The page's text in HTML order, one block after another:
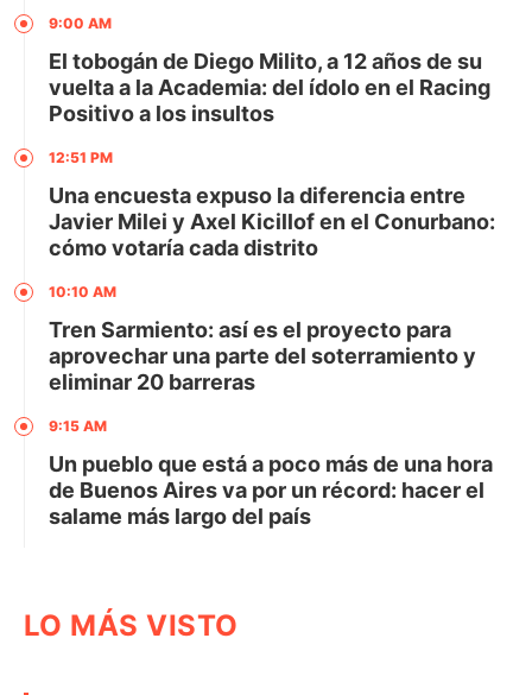
9:00 AM
El tobogán de Diego Milito, a 12 años de su
vuelta a la Academia: del ídolo en el Racing
Positivo a los insultos
12:51 PM
Una encuesta expuso la diferencia entre
Javier Milei y Axel Kicillof en el Conurbano:
cómo votaría cada distrito
10:10 AM
Tren Sarmiento: así es el proyecto para
aprovechar una parte del soterramiento y
eliminar 20 barreras
9:15 AM
Un pueblo que está a poco más de una hora
de Buenos Aires va por un récord: hacer el
salame más largo del país
LO MÁS VISTO